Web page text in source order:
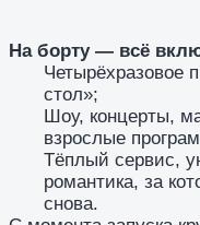
На борту — всё
Четырёхразовое
стол»;
Шоу, концерты,
взрослые
Тёплый сервис,
романтика, за
снова.